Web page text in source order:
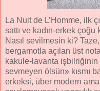
La Nuit de L’Homme, ilk
sattı ve kadın-erkek çoğu
Nasıl sevilmesin ki?
bergamotla açılan üst
kakule-lavanta işbilriğinin
sevmeyen ölsün» kısmı
erkeksi, über modern